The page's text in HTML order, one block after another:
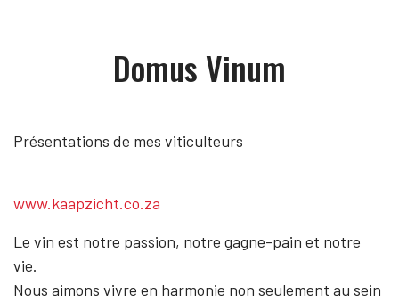
Domus Vinum
Présentations de mes viticulteurs
www.kaapzicht.co.za
Le vin est notre passion, notre gagne-pain et notre
vie.
Nous aimons vivre en harmonie non seulement au sein